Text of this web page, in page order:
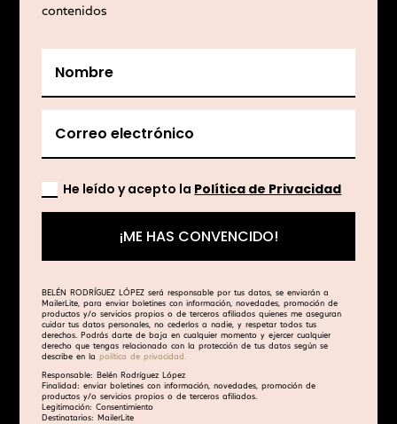
contenidos
He leído y acepto la Política de Privacidad
¡ME HAS CONVENCIDO!
BELÉN RODRÍGUEZ LÓPEZ será responsable por tus datos, se enviarán a
MailerLite, para enviar boletines con información, novedades, promoción de
productos y/o servicios propios o de terceros afiliados quienes me aseguran
cuidar tus datos personales, no cederlos a nadie, y respetar todos tus
derechos. Podrás darte de baja en cualquier momento y ejercer cualquier
derecho que tengas relacionado con la protección de tus datos según se
describe en lapolítica de privacidad.
Responsable: Belén Rodríguez López
Finalidad: enviar boletines con información, novedades, promoción de
productos y/o servicios propios o de terceros afiliados.
Legitimación: Consentimiento
Destinatarios: MailerLite